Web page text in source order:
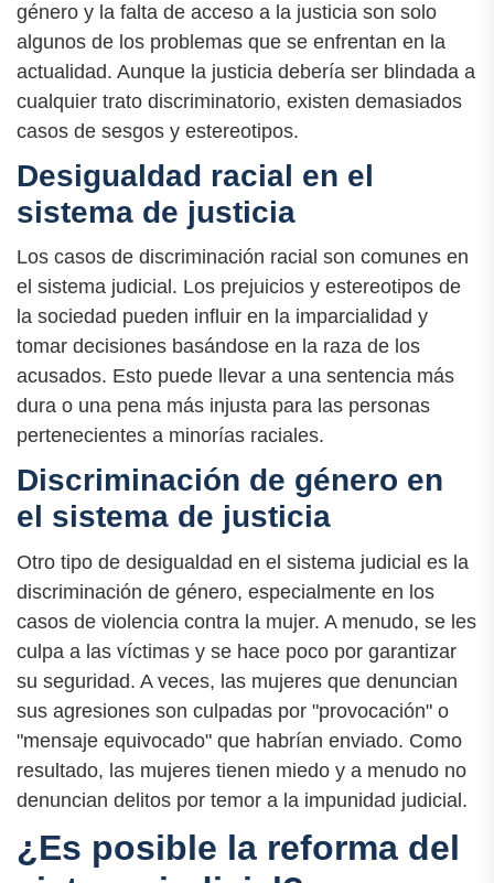
género y la falta de acceso a la justicia son solo
algunos de los problemas que se enfrentan en la
actualidad. Aunque la justicia debería ser blindada a
cualquier trato discriminatorio, existen demasiados
casos de sesgos y estereotipos.
Desigualdad racial en el
sistema de justicia
Los casos de discriminación racial son comunes en
el sistema judicial. Los prejuicios y estereotipos de
la sociedad pueden influir en la imparcialidad y
tomar decisiones basándose en la raza de los
acusados. Esto puede llevar a una sentencia más
dura o una pena más injusta para las personas
pertenecientes a minorías raciales.
Discriminación de género en
el sistema de justicia
Otro tipo de desigualdad en el sistema judicial es la
discriminación de género, especialmente en los
casos de violencia contra la mujer. A menudo, se les
culpa a las víctimas y se hace poco por garantizar
su seguridad. A veces, las mujeres que denuncian
sus agresiones son culpadas por "provocación" o
"mensaje equivocado" que habrían enviado. Como
resultado, las mujeres tienen miedo y a menudo no
denuncian delitos por temor a la impunidad judicial.
¿Es posible la reforma del